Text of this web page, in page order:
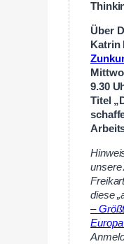
Über
Katrin
9.30
Titel
unsere
diese
–